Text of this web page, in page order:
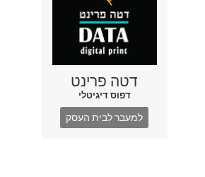
דטה פרינט
דפוס דיגיטלי
למעבר לבית העסק